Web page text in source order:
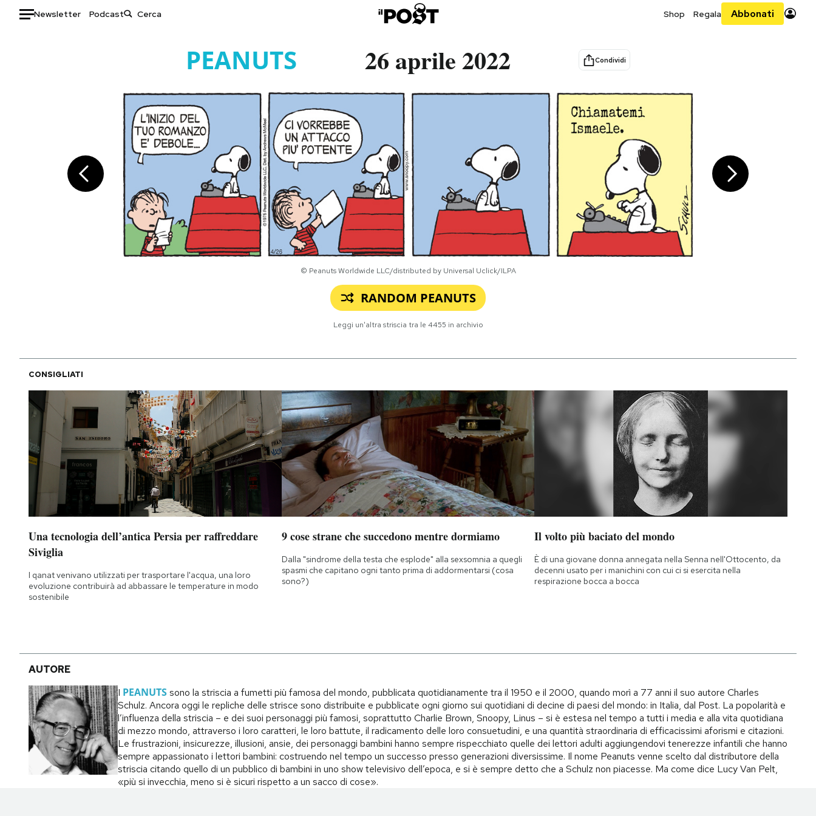
Newsletter Podcast Shop Regala Abbonati
Tecnologia
Internet
Scienza
Libri
Consumismi
Storie/Idee
Media
Europa
Altrecose
Mondiali calcio 2026
I MIEI PREFERITI
SHOP
CALENDARIO
AREA PERSONALE
Newsletter
Notifiche mobile
Regala il Post
Hai bisogno di aiuto?
Esci
PEANUTS 26 aprile 2022 Condividi
© Peanuts Worldwide LLC/distributed by Universal Uclick/ILPA
RANDOM PEANUTS
Leggi un'altra striscia tra le 4455 in archivio
CONSIGLIATI
Una tecnologia dell’antica Persia per raffreddare
Siviglia
I qanat venivano utilizzati per trasportare l'acqua, una loro
evoluzione contribuirà ad abbassare le temperature in modo
sostenibile
9 cose strane che succedono mentre dormiamo
Dalla "sindrome della testa che esplode" alla sexsomnia a quegli
spasmi che capitano ogni tanto prima di addormentarsi (cosa
sono?)
Il volto più baciato del mondo
È di una giovane donna annegata nella Senna nell'Ottocento, da
decenni usato per i manichini con cui ci si esercita nella
respirazione bocca a bocca
AUTORE
I PEANUTSsono la striscia a fumetti più famosa del mondo, pubblicata quotidianamente tra il 1950 e il 2000, quando morì a 77 anni il suo autore Charles
Schulz. Ancora oggi le repliche delle strisce sono distribuite e pubblicate ogni giorno sui quotidiani di decine di paesi del mondo: in Italia, dal Post. La popolarità e
l’influenza della striscia – e dei suoi personaggi più famosi, soprattutto Charlie Brown, Snoopy, Linus – si è estesa nel tempo a tutti i media e alla vita quotidiana
di mezzo mondo, attraverso i loro caratteri, le loro battute, il radicamento delle loro consuetudini, e una quantità straordinaria di efficacissimi aforismi e citazioni.
Le frustrazioni, insicurezze, illusioni, ansie, dei personaggi bambini hanno sempre rispecchiato quelle dei lettori adulti aggiungendovi tenerezze infantili che hanno
sempre appassionato i lettori bambini: costruendo nel tempo un successo presso generazioni diversissime. Il nome Peanuts venne scelto dal distributore della
striscia citando quello di un pubblico di bambini in uno show televisivo dell’epoca, e si è sempre detto che a Schulz non piacesse. Ma come dice Lucy Van Pelt,
«più si invecchia, meno si è sicuri rispetto a un sacco di cose».